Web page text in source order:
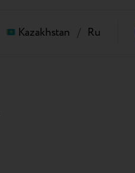
Kazakhstan / Ru